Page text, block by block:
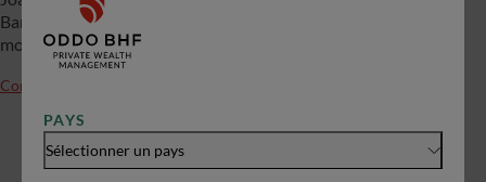
PAYS
Sélectionner un pays
Bank pour l’Allemagne et membre du comité exécutif
mondial de Private Wealth Management à partir de 2005.
Contactez-nous